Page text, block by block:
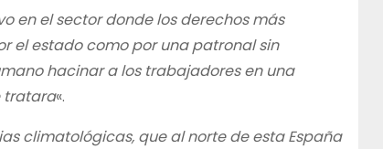
en el sector donde los derechos más
el estado como por una patronal sin
hacinar a los trabajadores en una
tratara«.
climatológicas, que al norte de esta España